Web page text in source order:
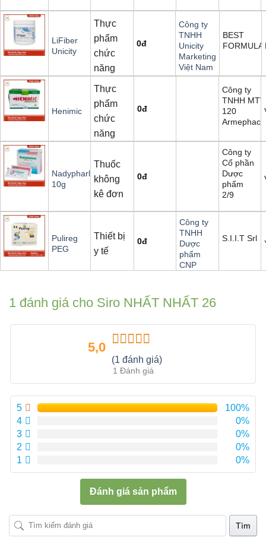
LiFiber
Unicity
Thực
phẩm
chức
năng
0đ
Công ty
TNHH
Unicity
Marketing
Việt Nam
BEST
Henimic
Thực
phẩm
chức
năng
0đ
Công ty
TNHH MTV
120
Armephaco
Nadypharlax
10g
Thuốc
không
kê đơn
0đ
Công ty
Cổ phần
Dược
phẩm
2/9
Pulireg
PEG
Thiết bị
y tế
0đ
Công ty
TNHH
Dược
phẩm
CNP
S.I.I.T Srl
1 đánh giá cho Siro NHẤT NHẤT 26
5,0
Được xếp
hạng 5.00
sao
(1 đánh giá)
1 Đánh giá
5
100%
4
0%
3
0%
2
0%
1
0%
Đánh giá sản phẩm
Tìm